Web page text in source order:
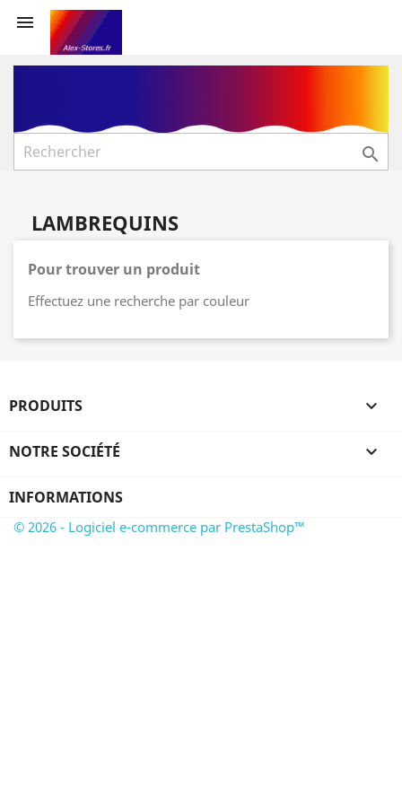


LAMBREQUINS
Pour trouver un produit
Effectuez une recherche par couleur
PRODUITS 
NOTRE SOCIÉTÉ 
INFORMATIONS
© 2026 - Logiciel e-commerce par PrestaShop™